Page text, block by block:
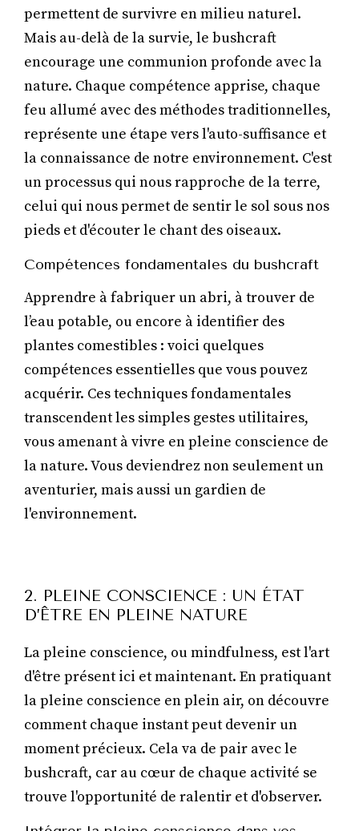
permettent de survivre en milieu naturel.
Mais au-delà de la survie, le bushcraft
encourage une communion profonde avec la
nature. Chaque compétence apprise, chaque
feu allumé avec des méthodes traditionnelles,
représente une étape vers l'auto-suffisance et
la connaissance de notre environnement. C'est
un processus qui nous rapproche de la terre,
celui qui nous permet de sentir le sol sous nos
pieds et d'écouter le chant des oiseaux.
Compétences fondamentales du bushcraft
Apprendre à fabriquer un abri, à trouver de
l’eau potable, ou encore à identifier des
plantes comestibles : voici quelques
compétences essentielles que vous pouvez
acquérir. Ces techniques fondamentales
transcendent les simples gestes utilitaires,
vous amenant à vivre en pleine conscience de
la nature. Vous deviendrez non seulement un
aventurier, mais aussi un gardien de
l'environnement.
2. PLEINE CONSCIENCE : UN ÉTAT
D’ÊTRE EN PLEINE NATURE
La pleine conscience, ou mindfulness, est l'art
d'être présent ici et maintenant. En pratiquant
la pleine conscience en plein air, on découvre
comment chaque instant peut devenir un
moment précieux. Cela va de pair avec le
bushcraft, car au cœur de chaque activité se
trouve l'opportunité de ralentir et d'observer.